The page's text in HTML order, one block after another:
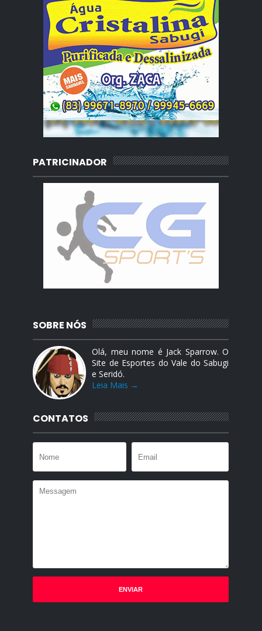
PATRICINADOR
SOBRE NÓS
Olá, meu nome é Jack Sparrow. O
Site de Esportes do Vale do Sabugi
e Seridó.
Leia Mais →
CONTATOS